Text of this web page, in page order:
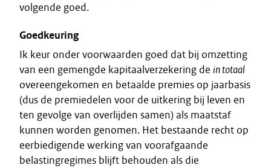
volgende goed.
Goedkeuring
Ik keur onder voorwaarden goed dat bij omzetting
van een gemengde kapitaalverzekering de in totaal
overeengekomen en betaalde premies op jaarbasis
(dus de premiedelen voor de uitkering bij leven en
ten gevolge van overlijden samen) als maatstaf
kunnen worden genomen. Het bestaande recht op
eerbiedigende werking van voorafgaande
belastingregimes blijft behouden als die